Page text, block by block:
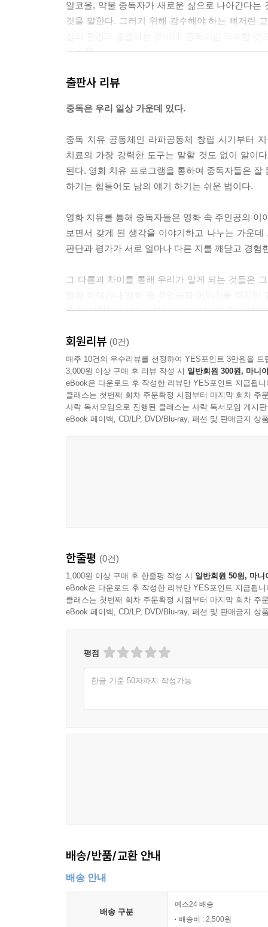
알코올, 약물 중독자가 새로운 삶으로 나아간다
것을 말한다. 그러기 위해 감수해야 하는 뼈저린
--- p.45
레이첼 결혼하다
중독은 가족병이다. 가족 안에서 중독이 시작되었
회복으로 가는 길은 결국 홀로 가는 길이라는 점
--- p.53
모든 중독자들 옆에는 반드시 동반중독자가 있다.
다. 동반중독자들도 중독자들과 같이 치료받아야
재발자들은 “재발도 치료의 과정이다”라는 격려
경험이 되고 가르침이 되어서 더 이상 재발하지 않
--- p.84
힐빌리의 노래
--- p.102
셰임
--- p.109
모든 중독자들은 집이 있으나 집이 없고, 고향이
이다 - 이 없는 것이다.
--- p.128
출판사 리뷰
중독은 우리 일상 가운데 있다.
중독 치유 공동체인 라파공동체 창립 시기부터
치료의 가장 강력한 도구는 말할 것도 없이 말이
된다. 영화 치유 프로그램을 통하여 중독자들은
하기는 힘들어도 남의 얘기 하기는 쉬운 법이다.
영화 치유를 통해 중독자들은 영화 속 주인공의
보면서 갖게 된 생각을 이야기하고 나누는 가운
판단과 평가가 서로 얼마나 다른 지를 깨닫고 경
그 다름과 차이를 통해 우리가 알게 되는 것들은
순간 영화는 남의 이야기가 아니라 지금, 여기
이 책에는 모두 37편의 영화가 소개되고 있다. 1
21편의 영화가 자세히 소개되고 있으며 부록으로
의도적으로 중독에 대해서 말하거나 치유의 길을
내면의 문제로 바라보고 중독이 그의 문제일 뿐
생각하게 하고 돌아보게 한다. 그리고 함께 고민하
회원리뷰 (0건)
매주 10건의 우수리뷰를 선정하여 YES포인트 3만원을 드
3,000원 이상 구매 후 리뷰 작성 시 일반회원 300원, 마니
eBook은 다운로드 후 작성한 리뷰만 YES포인트 지급됩니
클래스는 첫번째 회차 주문확정 시점부터 마지막 회차 주
사락 독서모임으로 진행된 클래스는 사락 독서모임 게시
eBook 페이백, CD/LP, DVD/Blu-ray, 패션 및 판매금지 상
한줄평 (0건)
1,000원 이상 구매 후 한줄평 작성 시 일반회원 50원, 마니
eBook은 다운로드 후 작성한 리뷰만 YES포인트 지급됩니
클래스는 첫번째 회차 주문확정 시점부터 마지막 회차 주
eBook 페이백, CD/LP, DVD/Blu-ray, 패션 및 판매금지 상
평점
한글 기준 50자까지 작성가능
배송/반품/교환 안내
배송 안내
배송 구분
예스24 배송
배송비 : 2,500원